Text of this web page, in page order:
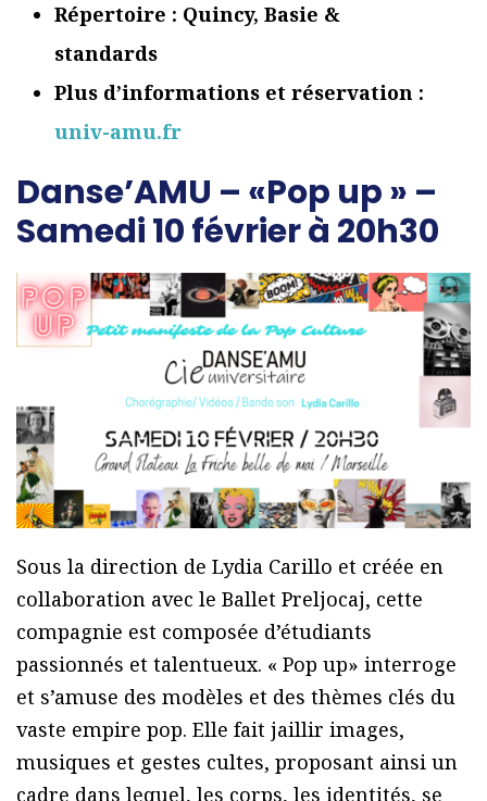
Répertoire : Quincy, Basie &
standards
Plus d’informations et réservation :
univ-amu.fr
Danse’AMU – «Pop up » –
Samedi 10 février à 20h30
Sous la direction de Lydia Carillo et créée en
collaboration avec le Ballet Preljocaj, cette
compagnie est composée d’étudiants
passionnés et talentueux. « Pop up» interroge
et s’amuse des modèles et des thèmes clés du
vaste empire pop. Elle fait jaillir images,
musiques et gestes cultes, proposant ainsi un
cadre dans lequel, les corps, les identités, se